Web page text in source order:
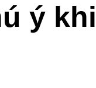
ý